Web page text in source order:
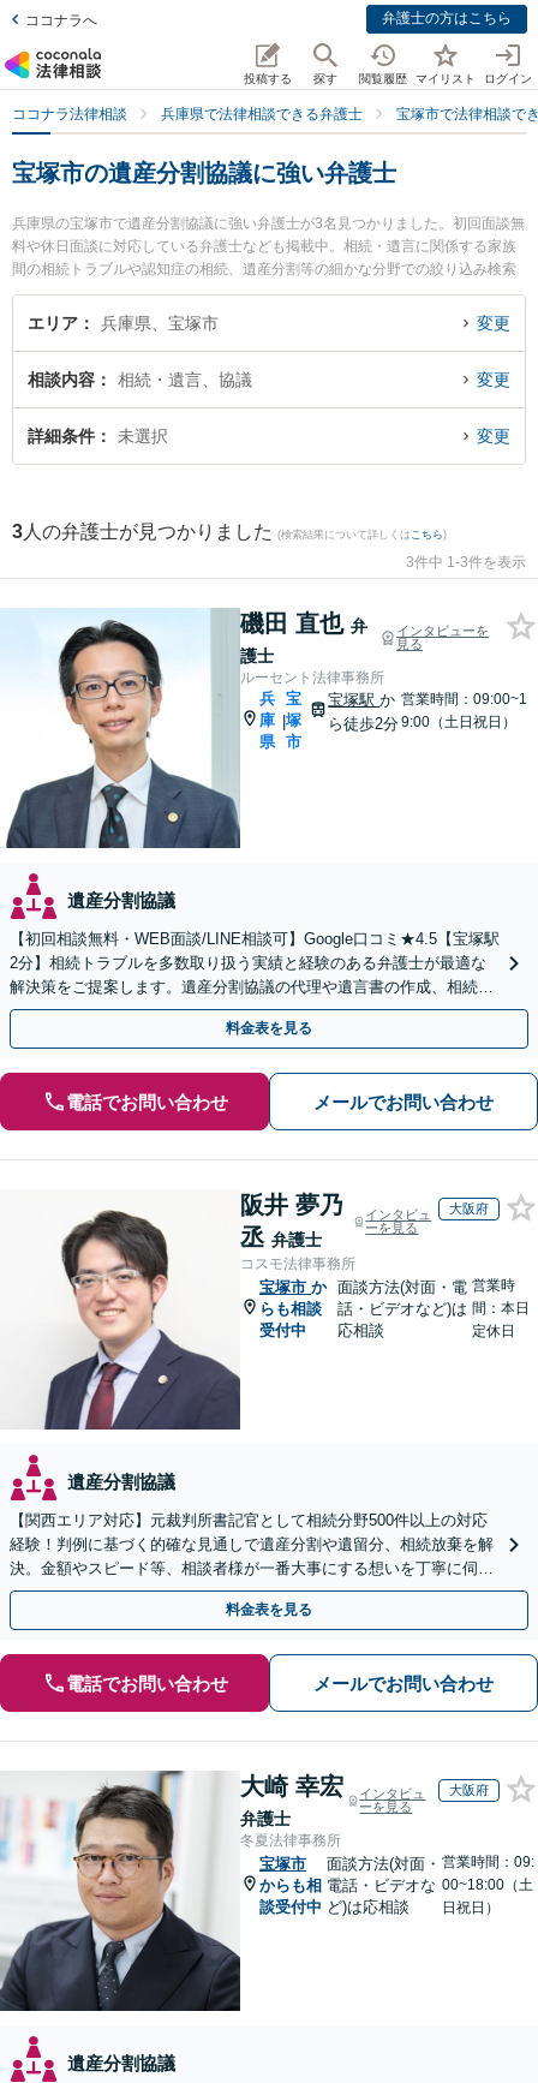
ココナラへ 弁護士の方はこちら
投稿する 探す 閲覧履歴 マイリスト ログイン
ココナラ法律相談 兵庫県で法律相談できる弁護士 宝塚市で法律相談で
宝塚市の遺産分割協議に強い弁護士
兵庫県の宝塚市で遺産分割協議に強い弁護士が3名見つかりました。初回面談無
料や休日面談に対応している弁護士なども掲載中。相続・遺言に関係する家族
間の相続トラブルや認知症の相続、遺産分割等の細かな分野での絞り込み検索
もでき便利です。特にルーセント法律事務所の磯田 直也弁護士や宝塚ともり法
律事務所の佐藤 英生弁護士、ルーセント法律事務所の前田 修平弁護士のプロフ
分割協議のトラブル解決の実績豊富な近くの弁護士を検索したい』『初回相談
無料で遺産分割協議を法律相談できる宝塚市内の弁護士に相談予約したい』な
どでお困りの相談者さんにおすすめです。
エリア 兵庫県、宝塚市 変更
相談内容 相続・遺言、協議 変更
詳細条件 未選択 変更
3 人の弁護士が見つかりました (検索結果について詳しくは こちら)
3件中 1-3件を表示
磯田 直也 弁
護士
インタビューを
見る
ルーセント法律事務所
兵
庫
県
|
宝
塚
市
宝塚駅か
ら徒歩2分
営業時間：09:00~1
9:00（土日祝日）
遺産分割協議
【初回相談無料・WEB面談/LINE相談可】Google口コミ★4.5【宝塚駅
2分】相続トラブルを多数取り扱う実績と経験のある弁護士が最適な
解決策をご提案します。遺産分割協議の代理や遺言書の作成、相続放
棄はお任せください【地域密着】
料金表を見る
電話でお問い合わせ メールでお問い合わせ
阪井 夢乃
丞 弁護士
インタビュ
ーを見る
大阪府
コスモ法律事務所
宝塚市 か
らも相談
受付中
面談方法(対面・電
話・ビデオなど)は
応相談
営業時
間：本日
定休日
遺産分割協議
【関西エリア対応】元裁判所書記官として相続分野500件以上の対応
経験！判例に基づく的確な見通しで遺産分割や遺留分、相続放棄を解
決。金額やスピード等、相談者様が一番大事にする想いを丁寧に伺い
最善の解決策を提案【WEB面談可】
料金表を見る
電話でお問い合わせ メールでお問い合わせ
大崎 幸宏
弁護士
インタビュ
ーを見る
大阪府
冬夏法律事務所
宝塚市
からも相
談受付中
面談方法(対面・
電話・ビデオな
ど)は応相談
営業時間：09:
00~18:00（土
日祝日）
遺産分割協議